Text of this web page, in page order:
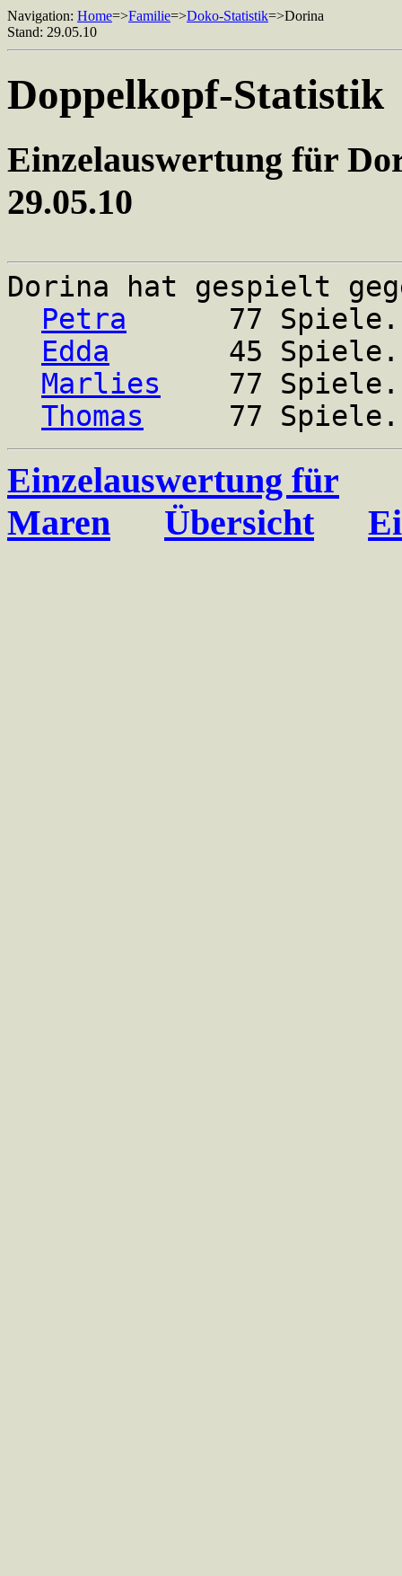
Navigation: Home=>Familie=>Doko-Statistik=>Dorina
Stand: 29.05.10
Doppelkopf-Statistik
Einzelauswertung für
29.05.10
Dorina hat gespielt
Petra 77 Spiele.
Edda 45 Spiele.
Marlies 77 Spiele.
Thomas 77 Spiele.
Einzelauswertung für
Maren
Übersicht